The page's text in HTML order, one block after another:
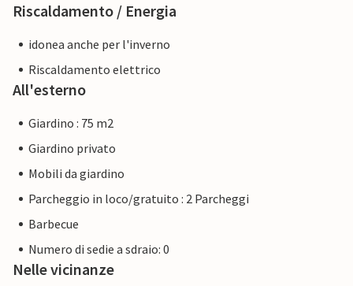
Riscaldamento / Energia
idonea anche per l'inverno
Riscaldamento elettrico
All'esterno
Giardino : 75 m2
Giardino privato
Mobili da giardino
Parcheggio in loco/gratuito : 2 Parcheggi
Barbecue
Numero di sedie a sdraio: 0
Nelle vicinanze